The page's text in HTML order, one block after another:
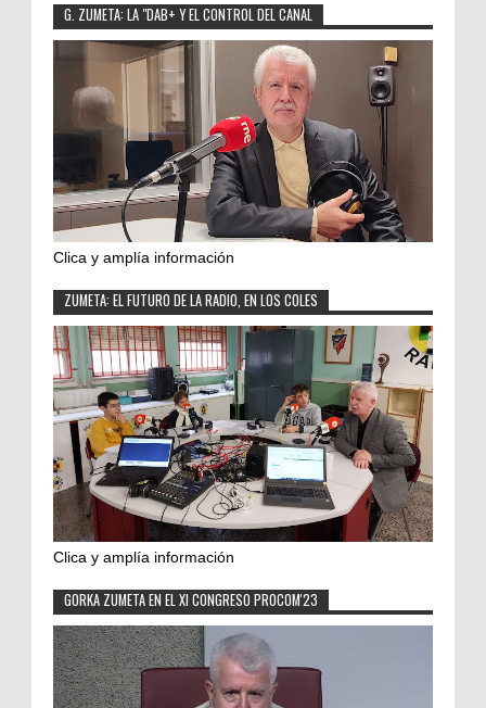
G. ZUMETA: LA "DAB+ Y EL CONTROL DEL CANAL
Clica y amplía información
ZUMETA: EL FUTURO DE LA RADIO, EN LOS COLES
Clica y amplía información
GORKA ZUMETA EN EL XI CONGRESO PROCOM'23